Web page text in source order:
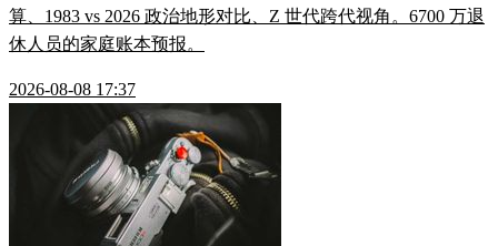
算、1983 vs 2026 政治地形对比、Z 世代跨代视角。6700 万退
休人员的家庭账本预报。
2026-08-08 17:37